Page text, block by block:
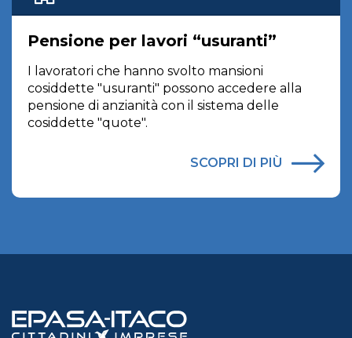
Pensione per lavori “usuranti”
I lavoratori che hanno svolto mansioni
cosiddette "usuranti" possono accedere alla
pensione di anzianità con il sistema delle
cosiddette "quote".
SCOPRI DI PIÙ